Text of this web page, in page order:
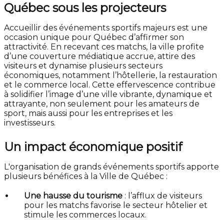
Québec sous les projecteurs
Accueillir des événements sportifs majeurs est une
occasion unique pour Québec d’affirmer son
attractivité. En recevant ces matchs, la ville profite
d’une couverture médiatique accrue, attire des
visiteurs et dynamise plusieurs secteurs
économiques, notamment l’hôtellerie, la restauration
et le commerce local. Cette effervescence contribue
à solidifier l’image d’une ville vibrante, dynamique et
attrayante, non seulement pour les amateurs de
sport, mais aussi pour les entreprises et les
investisseurs.
Un impact économique positif
L'organisation de grands événements sportifs apporte
plusieurs bénéfices à la Ville de Québec :
Une hausse du tourisme : l’afflux de visiteurs
pour les matchs favorise le secteur hôtelier et
stimule les commerces locaux.